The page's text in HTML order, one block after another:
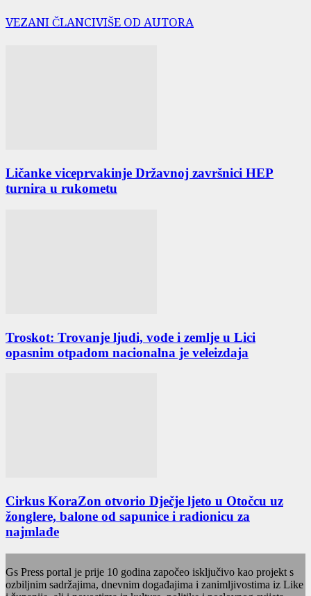
VEZANI ČLANCIVIŠE OD AUTORA
Ličanke viceprvakinje Državnoj završnici HEP
turnira u rukometu
Troskot: Trovanje ljudi, vode i zemlje u Lici
opasnim otpadom nacionalna je veleizdaja
Cirkus KoraZon otvorio Dječje ljeto u Otočcu uz
žonglere, balone od sapunice i radionicu za
najmlađe
Gs Press portal je prije 10 godina započeo isključivo kao projekt s
ozbiljnim sadržajima, dnevnim događajima i zanimljivostima iz Like